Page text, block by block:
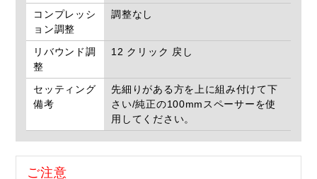
コンプレッシ
ョン調整
調整なし
リバウンド調
整
12 クリック 戻し
セッティング
備考
先細りがある方を上に組み付けて下
さい/純正の100mmスペーサーを使
用してください。
ご注意